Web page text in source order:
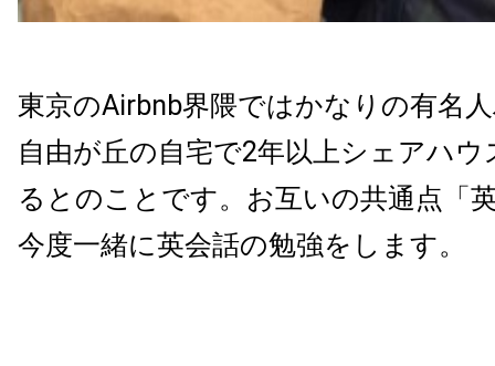
東京のAirbnb界隈ではかなりの有名
自由が丘の自宅で2年以上シェアハ
るとのことです。お互いの共通点「
今度一緒に英会話の勉強をします。